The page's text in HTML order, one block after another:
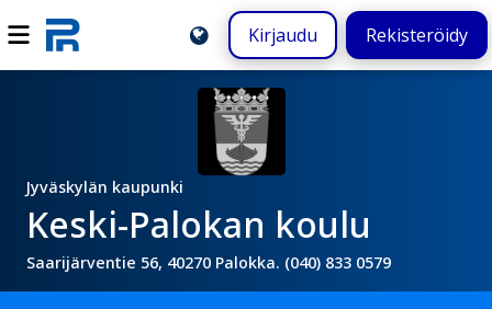
Kirjaudu Rekisteröidy
Jyväskylän kaupunki
Keski-Palokan koulu
Saarijärventie 56, 40270 Palokka. (040) 833 0579